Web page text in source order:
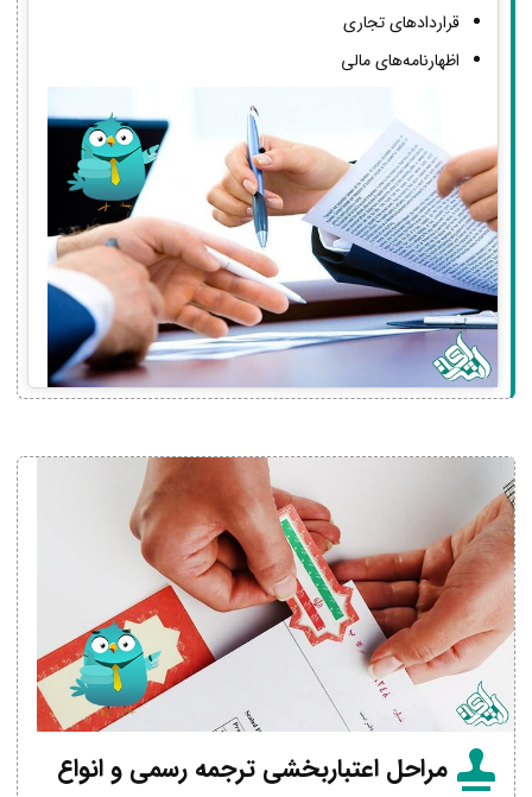
قراردادهای تجاری
اظهارنامه‌های مالی
مراحل اعتباربخشی ترجمه رسمی و انواع